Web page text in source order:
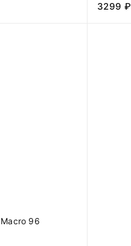
3299₽
Macro 96